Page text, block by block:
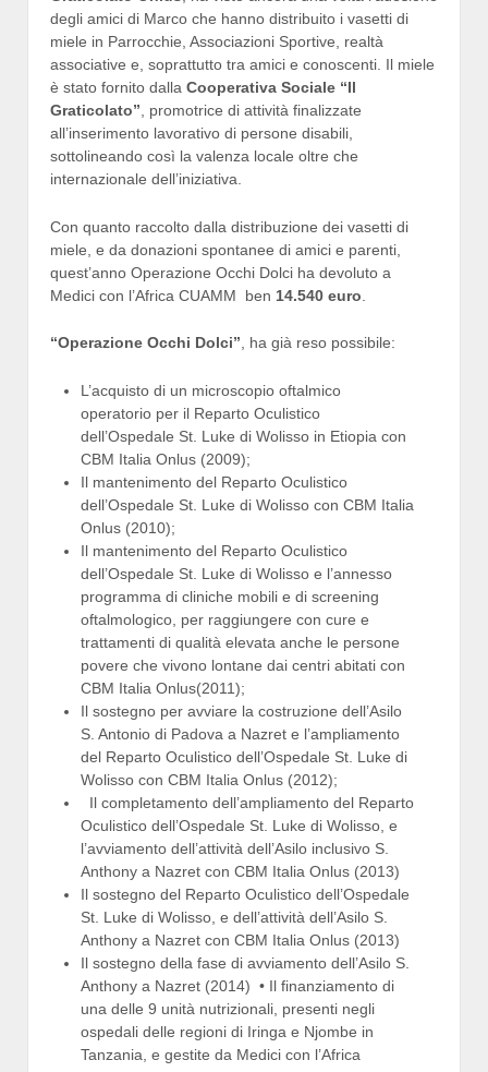
degli amici di Marco che hanno distribuito i vasetti di
miele in Parrocchie, Associazioni Sportive, realtà
associative e, soprattutto tra amici e conoscenti. Il miele
è stato fornito dalla Cooperativa Sociale “Il
Graticolato”, promotrice di attività finalizzate
all’inserimento lavorativo di persone disabili,
sottolineando così la valenza locale oltre che
internazionale dell’iniziativa.
Con quanto raccolto dalla distribuzione dei vasetti di
miele, e da donazioni spontanee di amici e parenti,
quest’anno Operazione Occhi Dolci ha devoluto a
Medici con l’Africa CUAMM ben 14.540 euro
“Operazione Occhi Dolci” , ha già reso possibile:
L’acquisto di un microscopio oftalmico
operatorio per il Reparto Oculistico
dell’Ospedale St. Luke di Wolisso in Etiopia con
CBM Italia Onlus (2009);
Il mantenimento del Reparto Oculistico
dell’Ospedale St. Luke di Wolisso con CBM Italia
Onlus (2010);
Il mantenimento del Reparto Oculistico
dell’Ospedale St. Luke di Wolisso e l’annesso
programma di cliniche mobili e di screening
oftalmologico, per raggiungere con cure e
trattamenti di qualità elevata anche le persone
povere che vivono lontane dai centri abitati con
CBM Italia Onlus(2011);
Il sostegno per avviare la costruzione dell’Asilo
S. Antonio di Padova a Nazret e l’ampliamento
del Reparto Oculistico dell’Ospedale St. Luke di
Wolisso con CBM Italia Onlus (2012);
Il completamento dell’ampliamento del Reparto
Oculistico dell’Ospedale St. Luke di Wolisso, e
l’avviamento dell’attività dell’Asilo inclusivo S.
Anthony a Nazret con CBM Italia Onlus (2013)
Il sostegno del Reparto Oculistico dell’Ospedale
St. Luke di Wolisso, e dell’attività dell’Asilo S.
Anthony a Nazret con CBM Italia Onlus (2013)
Il sostegno della fase di avviamento dell’Asilo S.
Anthony a Nazret (2014) • Il finanziamento di
una delle 9 unità nutrizionali, presenti negli
ospedali delle regioni di Iringa e Njombe in
Tanzania, e gestite da Medici con l’Africa